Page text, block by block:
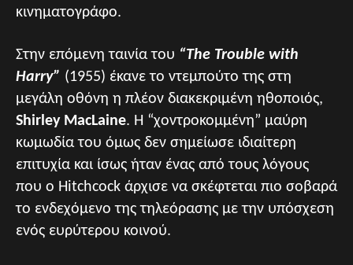
κινηματογράφο.
Στην επόμενη ταινία του “The Trouble with
Harry” (1955) έκανε το ντεμπούτο της στη
μεγάλη οθόνη η πλέον διακεκριμένη ηθοποιός,
Shirley MacLaine. Η “χοντροκομμένη” μαύρη
κωμωδία του όμως δεν σημείωσε ιδιαίτερη
επιτυχία και ίσως ήταν ένας από τους λόγους
που ο Hitchcock άρχισε να σκέφτεται πιο σοβαρά
το ενδεχόμενο της τηλεόρασης με την υπόσχεση
ενός ευρύτερου κοινού.